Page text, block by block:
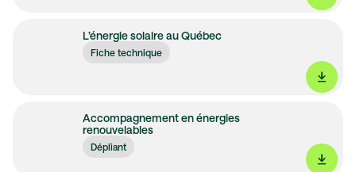
L’énergie solaire au Québec
Fiche technique
Accompagnement en énergies
renouvelables
Dépliant